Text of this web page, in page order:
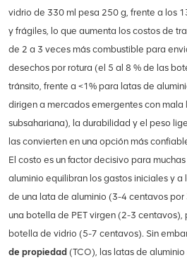
vidrio de 330 ml pesa 250 g, frente a los
y frágiles, lo que aumenta los costos de
de 2 a 3 veces más combustible para
desechos por rotura (el 5 al 8 % de las
tránsito, frente a <1% para latas de
dirigen a mercados emergentes con
subsahariana), la durabilidad y el peso
las convierten en una opción más
El costo es un factor decisivo para
aluminio equilibran los gastos iniciales y a
de una lata de aluminio (3-4 centavos
una botella de PET virgen (2-3 centavos),
botella de vidrio (5-7 centavos). Sin
de propiedad (TCO), las latas de